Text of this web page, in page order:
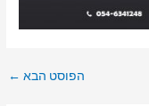
הפוסט הבא←